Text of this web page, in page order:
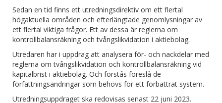
Sedan en tid finns ett utredningsdirektiv om ett flertal
högaktuella områden och efterlängtade genomlysningar av
ett flertal viktiga frågor. Ett av dessa är reglerna om
kontrollbalansräkning och tvångslikvidation i aktiebolag.
Utredaren har i uppdrag att analysera för- och nackdelar med
reglerna om tvångslikvidation och kontrollbalansräkning vid
kapitalbrist i aktiebolag. Och förstås föreslå de
författningsändringar som behövs för ett förbättrat system.
Utredningsuppdraget ska redovisas senast 22 juni 2023.